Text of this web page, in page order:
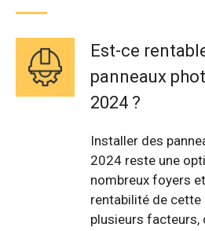
Est-ce
panneaux
2024 ?
Installer des
2024 reste une
nombreux foyers
rentabilité de
plusieurs